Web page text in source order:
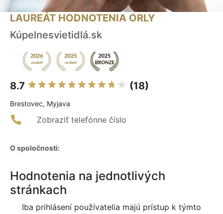
LAUREÁT HODNOTENIA ORLY
Kúpelnesvietidlá.sk
8.7 (18)
Brestovec, Myjava
Zobraziť telefónne číslo
O spoločnosti:
Hodnotenia na jednotlivých
stránkach
Iba prihlásení používatelia majú prístup k týmto